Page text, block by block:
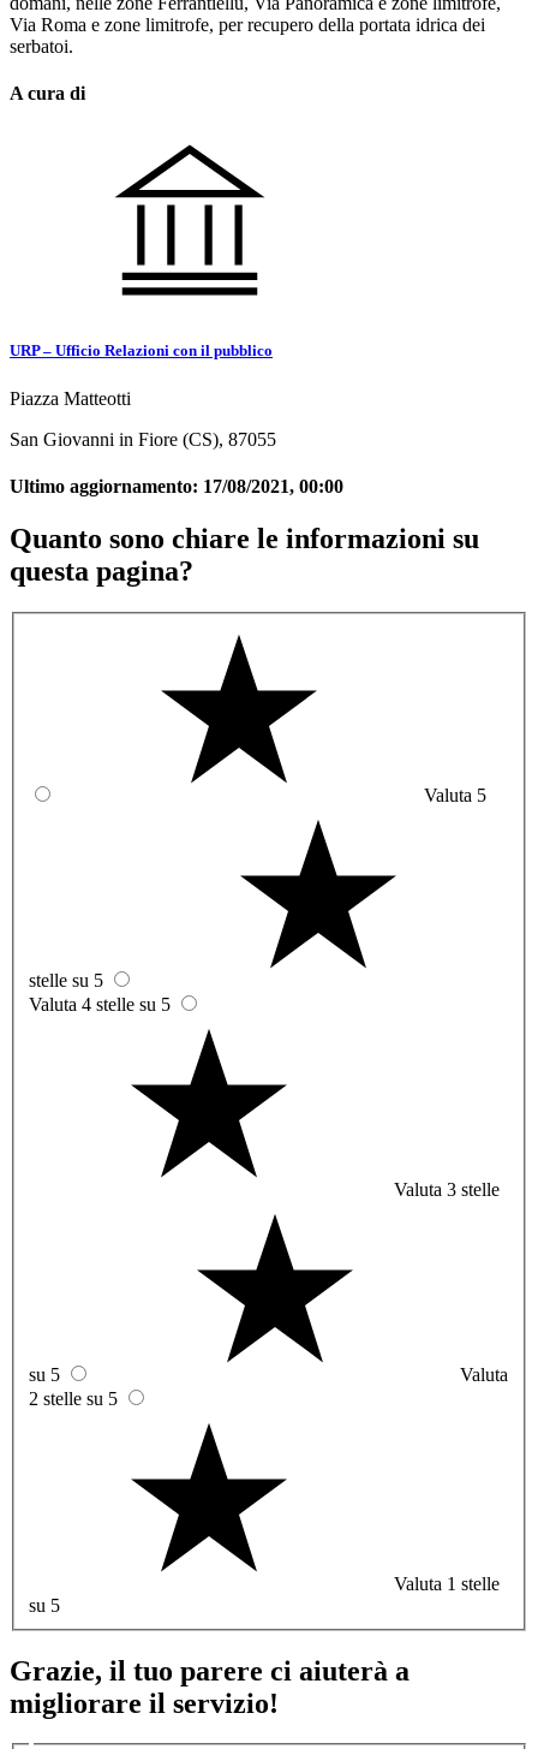
Via Roma e zone limitrofe, per recupero della portata idrica dei
serbatoi.
A cura di
URP – Ufficio Relazioni con il pubblico
Piazza Matteotti
San Giovanni in Fiore (CS), 87055
Ultimo aggiornamento: 17/08/2021, 00:00
Quanto sono chiare le informazioni su
questa pagina?
Valuta 5
stelle su 5
Valuta 4 stelle su 5
Valuta 3 stelle
su 5
Valuta
2 stelle su 5
Valuta 1 stelle
su 5
Grazie, il tuo parere ci aiuterà a
migliorare il servizio!